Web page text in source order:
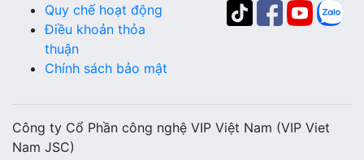
Quy chế hoạt động
Điều khoản thỏa
thuận
Chính sách bảo mật
Công ty Cổ Phần công nghệ VIP Việt Nam (VIP Viet
Nam JSC)